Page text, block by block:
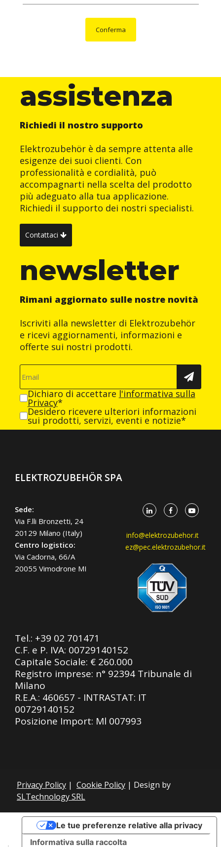
Conferma
assistenza
Richiedi il nostro supporto
Elektrozubehör è da sempre attenta alle
esigenze dei suoi clienti. Con
professionalità e cordialità, può
accompagnarti nella scelta del prodotto
più adeguato alla tua applicazione.
Richiedi il supporto dei nostri specialisti.
Contattaci
newsletter
Rimani aggiornato sulle nostre novità
Iscriviti alla newsletter di Elektrozubehör
e ricevi aggiornamenti, informazioni e
offerte sui nostri prodotti.
Dichiaro di accettare l'informativa sulla
Privacy*
Desidero ricevere ulteriori informazioni
sui prodotti, servizi, eventi e notizie*
ELEKTROZUBEHÖR SPA
Sede:
Via F.lli Bronzetti, 24
20129 Milano (Italy)
Centro logistico:
Via Cadorna, 66/A
20055 Vimodrone MI
info@elektrozubehor.it
ez@pec.elektrozubehor.it
Tel.: +39 02 701471
C.F. e P. IVA: 00729140152
Capitale Sociale: € 260.000
Registro imprese: n° 92394 Tribunale di
Milano
R.E.A.: 460657 - INTRASTAT: IT
00729140152
Posizione Import: Ml 007993
Privacy Policy | Cookie Policy | Design by
SLTechnology SRL
Informativa sulla raccolta
Le tue preferenze relative alla privacy